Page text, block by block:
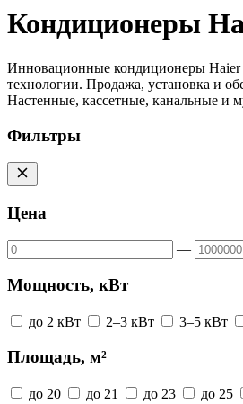
Кондиционеры
Инновационные кондиционеры
технологии. Продажа, установка и
Настенные, кассетные, канальные и
Фильтры
Цена
—
Мощность, кВт
до 2 кВт 2–3 кВт 3–5 кВт
Площадь, м²
до 20 до 21 до 23 до 25